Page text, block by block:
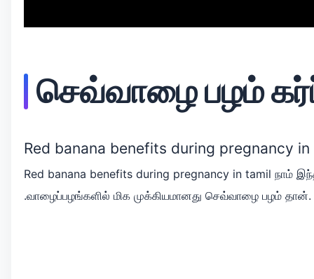
செவ்வாழை பழம்
Red banana benefits during pregnancy
Red banana benefits during pregnancy in tamil நாம்
.வாழைப்பழங்களில் மிக முக்கியமானது செவ்வாழை பழம்